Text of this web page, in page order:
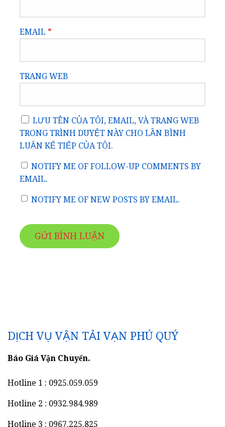
EMAIL *
TRANG WEB
LƯU TÊN CỦA TÔI, EMAIL, VÀ TRANG WEB
TRONG TRÌNH DUYỆT NÀY CHO LẦN BÌNH
LUẬN KẾ TIẾP CỦA TÔI.
NOTIFY ME OF FOLLOW-UP COMMENTS BY
EMAIL.
NOTIFY ME OF NEW POSTS BY EMAIL.
DỊCH VỤ VẬN TẢI VẠN PHÚ QUÝ
Báo Giá Vận Chuyển.
Hotline 1 : 0925.059.059
Hotline 2 : 0932.984.989
Hotline 3 : 0967.225.825